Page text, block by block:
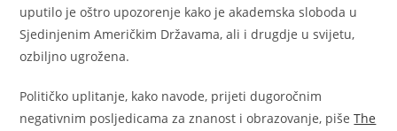
uputilo je oštro upozorenje kako je akademska sloboda u
Sjedinjenim Američkim Državama, ali i drugdje u svijetu,
ozbiljno ugrožena.
Političko uplitanje, kako navode, prijeti dugoročnim
negativnim posljedicama za znanost i obrazovanje, pišeThe